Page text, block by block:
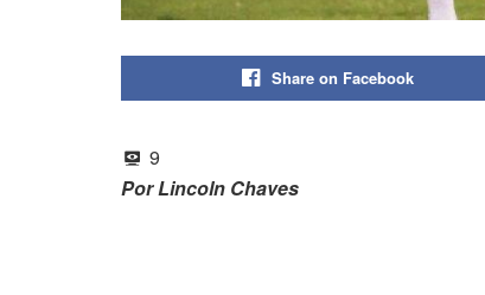
Share on Facebook
9
Por Lincoln Chaves